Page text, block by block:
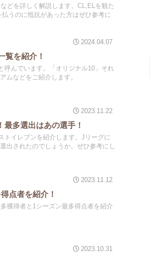
どを詳しく解説します。CL,ELを観た
うのに抵抗があった方はぜひ参考に
2024.04.07
覧を紹介！
呼んでいます。「オリジナル10」それ
ムなどをご紹介します。
2023.11.22
多選出はあの選手！
トイレブンを紹介します。Jリーグに
出されたのでしょうか。ぜひ参考にし
2023.11.12
点者を紹介！
獲得者と1シーズン最多得点者を紹介
2023.10.31